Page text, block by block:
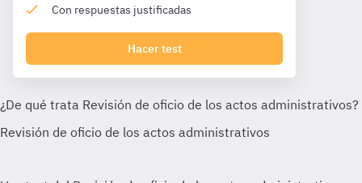
Con respuestas justificadas
Hacer test